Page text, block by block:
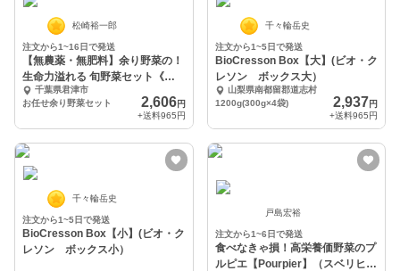
松崎裕一郎
注文から1~16日で発送
【無農薬・無肥料】余り野菜の！
生命力溢れる 旬野菜セット《冷
蔵便》
千葉県君津市
お任せ余り野菜セット
2,606円
+送料965円
千々輪岳史
注文から1~5日で発送
BioCresson Box【大】(ビオ・ク
レソン ボックス大）
山梨県南都留郡道志村
1200g(300g×4袋)
2,937円
+送料965円
千々輪岳史
注文から1~5日で発送
BioCresson Box【小】(ビオ・ク
レソン ボックス小）
戸島宏裕
注文から1~6日で発送
食べなきゃ損！高栄養価野菜のプ
ルピエ【Pourpier】（スベリヒ